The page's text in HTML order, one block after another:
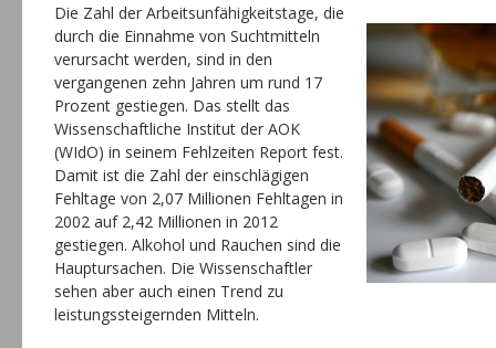
Die Zahl der Arbeitsunfähigkeitstage, die
durch die Einnahme von Suchtmitteln
verursacht werden, sind in den
vergangenen zehn Jahren um rund 17
Prozent gestiegen. Das stellt das
Wissenschaftliche Institut der AOK
(WIdO) in seinem Fehlzeiten Report fest.
Damit ist die Zahl der einschlägigen
Fehltage von 2,07 Millionen Fehltagen in
2002 auf 2,42 Millionen in 2012
gestiegen. Alkohol und Rauchen sind die
Hauptursachen. Die Wissenschaftler
sehen aber auch einen Trend zu
leistungssteigernden Mitteln.